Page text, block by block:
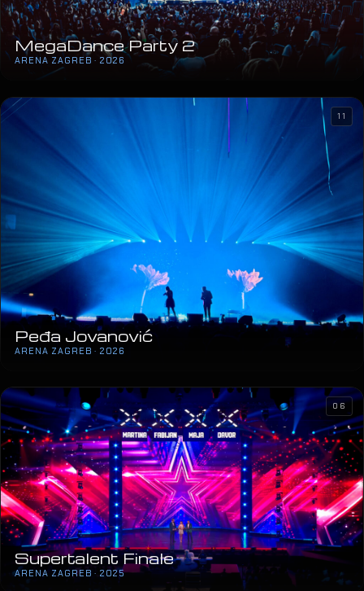
MegaDance Party 2
ARENA ZAGREB · 2026
Peđa Jovanović
ARENA ZAGREB · 2026
11
Supertalent Finale
ARENA ZAGREB · 2025
06